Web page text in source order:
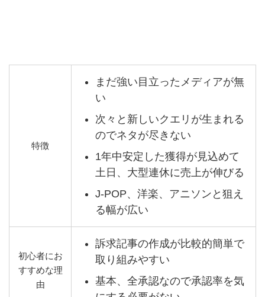
特徴
まだ強い目立ったメディアが無
い
次々と新しいクエリが生まれる
のでネタが尽きない
1年中安定した獲得が見込めて
土日、大型連休に売上が伸びる
J-POP、洋楽、アニソンと狙え
る幅が広い
初心者にお
すすめな理
由
訴求記事の作成が比較的簡単で
取り組みやすい
基本、全承認なので承認率を気